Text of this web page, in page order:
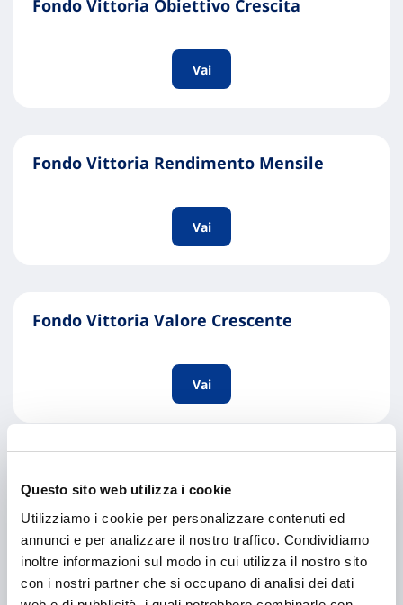
Questo sito web utilizza i cookie
Utilizziamo i cookie per personalizzare contenuti ed
annunci e per analizzare il nostro traffico. Condividiamo
inoltre informazioni sul modo in cui utilizza il nostro sito
con i nostri partner che si occupano di analisi dei dati
Fondo Vittoria Obiettivo Crescita
Vai
Fondo Vittoria Rendimento Mensile
Vai
Fondo Vittoria Valore Crescente
Vai
Vai